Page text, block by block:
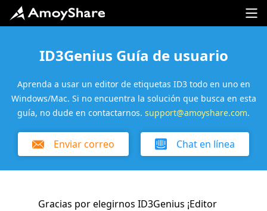
ID3Genius Guía de usuario
Aprenda a usar un editor de etiquetas ID3 todo en uno en
Windows/Mac. Si no encuentra la solución que busca en esta
guía, no dude en contactarnos. support@amoyshare.com.
Enviar correo Chat en línea
Gracias por elegirnos ID3Genius ¡Editor